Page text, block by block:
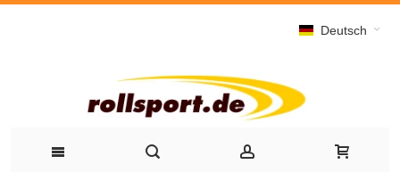
Deutsch